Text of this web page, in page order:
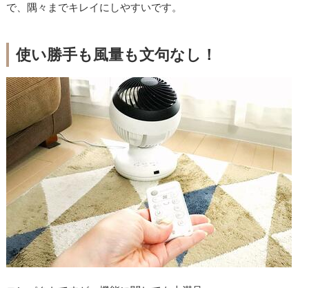
で、隅々までキレイにしやすいです。
使い勝手も風量も文句なし！